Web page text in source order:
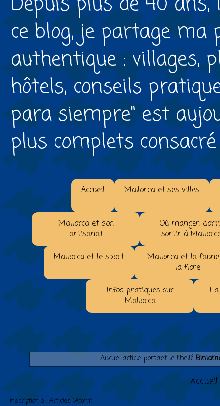
ce blog, je partage
authentique : villages,
hôtels, conseils
para siempre" est
plus complets consacré
Accueil Mallorca et ses villes
Mallorca et son
artisanat
Où manger,
sortir à
Mallorca et le sport
Mallorca et la
la flore
Infos pratiques sur
Mallorca
Aucun article portant le libellé
Accueil
Inscription à : Articles (Atom)